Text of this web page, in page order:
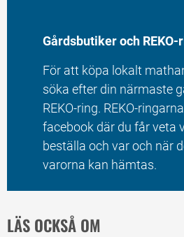
Gårdsbutiker och REKO-
För att köpa lokalt
söka efter din närmaste
REKO-ring. REKO-
facebook där du får veta
beställa och var och när
varorna kan hämtas.
LÄS OCKSÅ OM